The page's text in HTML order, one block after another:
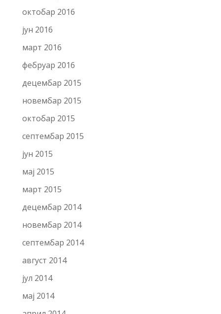
октобар 2016
јун 2016
март 2016
фебруар 2016
децембар 2015
новембар 2015
октобар 2015
септембар 2015
јун 2015
мај 2015
март 2015
децембар 2014
новембар 2014
септембар 2014
август 2014
јул 2014
мај 2014